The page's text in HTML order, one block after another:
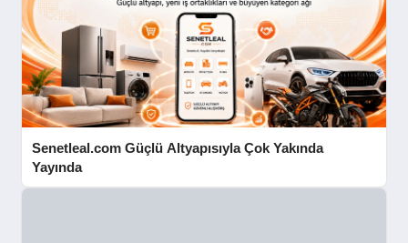
Senetleal.com Güçlü Altyapısıyla Çok Yakında
Yayında